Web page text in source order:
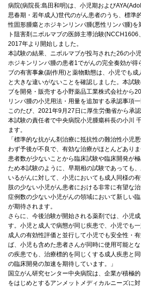
病院(病院長:島田和明)は、小児期および
思春期・若年成人)世代のがん患者のうち、標準
性固形腫瘍とホジキンリンパ腫(悪性リンパ腫)
ト阻害剤ニボルマブの医師主導治験(NCCH1606
2017年より開始しました。
本試験の結果、ニボルマブが投与された26の小
ホジキンリンパ腫の患者1でがんの完全奏効が得
ブの有害事象(副作用)と薬物動態は、小児でも
と大きな違いがないことを確認しました。本試
ブを開発・販売する小野薬品工業株式会社から
リンパ腫の小児用法・用量を追加する承認事項
このたび、2021年9月27日に厚生労働省から承認
本試験の責任者で中央病院小児腫瘍科長の小川
ます。
「標準的な抗がん剤治療に抵抗性の難治性小児
わず予後が不良で、有効な治療がほとんどあり
患者数が少ないことから臨床試験や臨床開発が
ため本試験のように、早期相の試験であっても
いるがんに対して、小児においても成人同様の
肢の少ない小児がん患者における非常に有望な
症例数の少ない小児がんの領域において新しい
が期待されます。
さらに、今後治験が開始される薬剤では、小児
す。小児と成人で病態が同じ疾患で、小児でも一
成人の有効性評価と並行して小児でも安全性・
ば、小児も含めた患者さんが同時に使用可能と
の疾患でも、治療標的を同じくする成人疾患と
の臨床開発の加速を期待しています。」
国立がん研究センター中央病院は、企業が積極
をはじめとするアンメットメディカルニーズに